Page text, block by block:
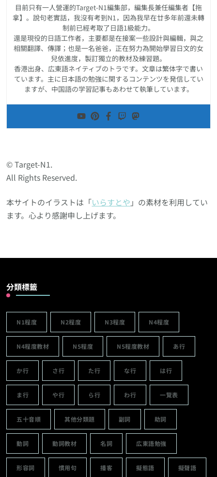
目前只有一人營運的Target-N1編集部，編集長兼任編集者【拖
拿】。說句老實話，我沒有考到N1，因為我早在廿多年前還未轉
制前已經考取了日語1級能力。
還是現役的日語工作者，主要都是在接案一些設計與編輯，與之
相關翻譯、傳譯；也是一名爸爸，正在努力為開始學習日文的女
兒依進度，製訂獨立的教材及練習題。
香港出身、広東語ネイティブのトラです。文章は繁体字で書い
ています。主に日本語の勉強に関するコンテンツを発信してい
ますが、中国語の学習記事もあわせて執筆しています。
© Target-N1.
All Rights Reserved.
本サイトのイラストは「いらすとや 」の素材を利用してい
ます。心より感謝申し上げます。
分類標籤
N1程度 N2程度 N3程度 N4程度
N4程度教材 N5程度 N5程度教材 あ行
か行 さ行 た行 な行 は行
ま行 や行 ら行 わ行 一覽表
五十音順 其他分類題 副詞 助詞
動詞 動詞教材 名詞 広東語勉強
形容詞 慣用句 播客 擬態語 擬聲語